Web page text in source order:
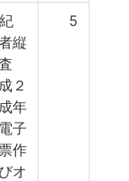
縦
２
年
子
作
オ
5